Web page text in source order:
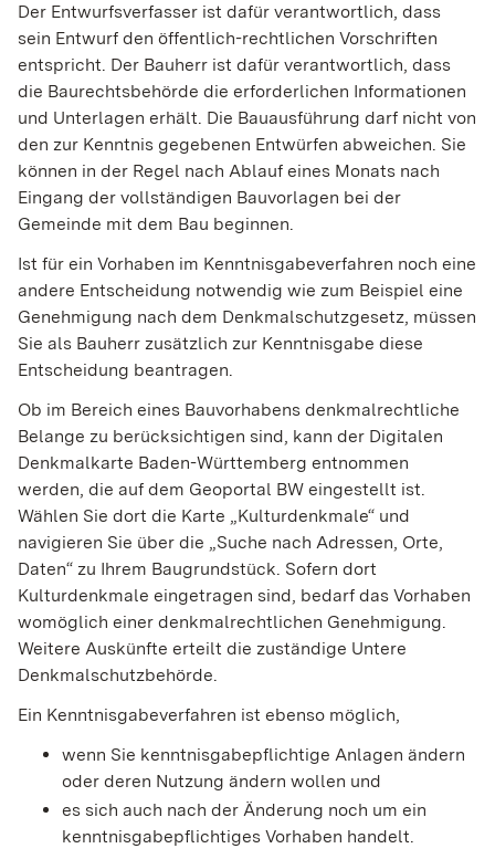
Der Entwurfsverfasser ist dafür verantwortlich, dass
sein Entwurf den öffentlich-rechtlichen Vorschriften
entspricht. Der Bauherr ist dafür verantwortlich, dass
die Baurechtsbehörde die erforderlichen Informationen
und Unterlagen erhält. Die Bauausführung darf nicht von
den zur Kenntnis gegebenen Entwürfen abweichen. Sie
können in der Regel nach Ablauf eines Monats nach
Eingang der vollständigen Bauvorlagen bei der
Gemeinde mit dem Bau beginnen.
Ist für ein Vorhaben im Kenntnisgabeverfahren noch eine
andere Entscheidung notwendig wie zum Beispiel eine
Genehmigung nach dem Denkmalschutzgesetz, müssen
Sie als Bauherr zusätzlich zur Kenntnisgabe diese
Entscheidung beantragen.
Ob im Bereich eines Bauvorhabens denkmalrechtliche
Belange zu berücksichtigen sind, kann der Digitalen
Denkmalkarte Baden-Württemberg entnommen
werden, die auf dem Geoportal BW eingestellt ist.
Wählen Sie dort die Karte „Kulturdenkmale“ und
navigieren Sie über die „Suche nach Adressen, Orte,
Daten“ zu Ihrem Baugrundstück. Sofern dort
Kulturdenkmale eingetragen sind, bedarf das Vorhaben
womöglich einer denkmalrechtlichen Genehmigung.
Weitere Auskünfte erteilt die zuständige Untere
Denkmalschutzbehörde.
Ein Kenntnisgabeverfahren ist ebenso möglich,
wenn Sie kenntnisgabepflichtige Anlagen ändern
oder deren Nutzung ändern wollen und
es sich auch nach der Änderung noch um ein
kenntnisgabepflichtiges Vorhaben handelt.